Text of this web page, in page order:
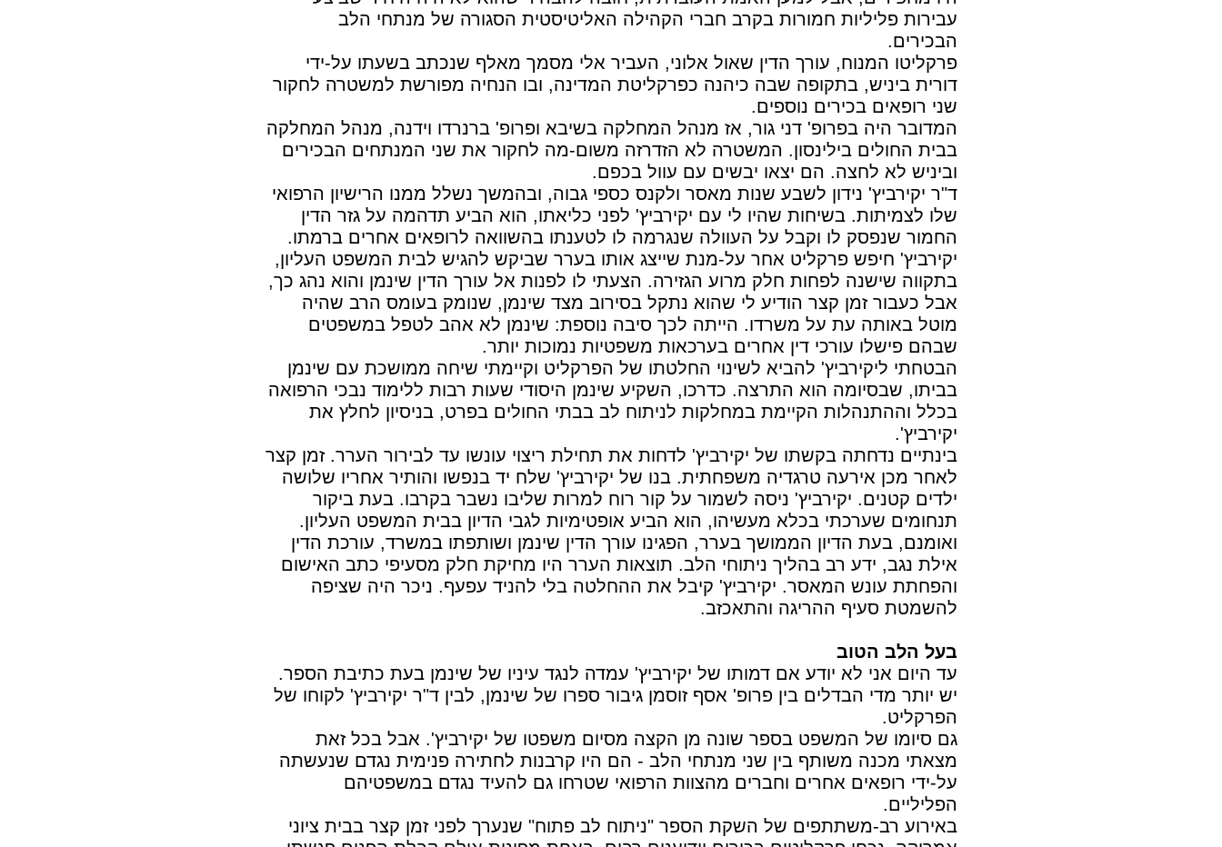
עבירות פליליות חמורות בקרב חברי הקהילה האליטיסטית הסגורה של מנתחי הלב
הבכירים.
פרקליטו המנוח, עורך הדין שאול אלוני, העביר אלי מסמך מאלף שנכתב בשעתו על-ידי
דורית ביניש, בתקופה שבה כיהנה כפרקליטת המדינה, ובו הנחיה מפורשת למשטרה לחקור
שני רופאים בכירים נוספים.
המדובר היה בפרופ' דני גור, אז מנהל המחלקה בשיבא ופרופ' ברנרדו וידנה, מנהל המחלקה
בבית החולים בילינסון. המשטרה לא הזדרזה משום-מה לחקור את שני המנתחים הבכירים
וביניש לא לחצה. הם יצאו יבשים עם עוול בכפם.
ד"ר יקירביץ' נידון לשבע שנות מאסר ולקנס כספי גבוה, ובהמשך נשלל ממנו הרישיון הרפואי
שלו לצמיתות. בשיחות שהיו לי עם יקירביץ' לפני כליאתו, הוא הביע תדהמה על גזר הדין
החמור שנפסק לו וקבל על העוולה שנגרמה לו לטענתו בהשוואה לרופאים אחרים ברמתו.
יקירביץ' חיפש פרקליט אחר על-מנת שייצג אותו בערר שביקש להגיש לבית המשפט העליון,
בתקווה שישנה לפחות חלק מרוע הגזירה. הצעתי לו לפנות אל עורך הדין שינמן והוא נהג כך,
אבל כעבור זמן קצר הודיע לי שהוא נתקל בסירוב מצד שינמן, שנומק בעומס הרב שהיה
מוטל באותה עת על משרדו. הייתה לכך סיבה נוספת: שינמן לא אהב לטפל במשפטים
שבהם פישלו עורכי דין אחרים בערכאות משפטיות נמוכות יותר.
הבטחתי ליקירביץ' להביא לשינוי החלטתו של הפרקליט וקיימתי שיחה ממושכת עם שינמן
בביתו, שבסיומה הוא התרצה. כדרכו, השקיע שינמן היסודי שעות רבות ללימוד נבכי הרפואה
בכלל וההתנהלות הקיימת במחלקות לניתוח לב בבתי החולים בפרט, בניסיון לחלץ את
יקירביץ'.
בינתיים נדחתה בקשתו של יקירביץ' לדחות את תחילת ריצוי עונשו עד לבירור הערר. זמן קצר
לאחר מכן אירעה טרגדיה משפחתית. בנו של יקירביץ' שלח יד בנפשו והותיר אחריו שלושה
ילדים קטנים. יקירביץ' ניסה לשמור על קור רוח למרות שליבו נשבר בקרבו. בעת ביקור
תנחומים שערכתי בכלא מעשיהו, הוא הביע אופטימיות לגבי הדיון בבית המשפט העליון.
ואומנם, בעת הדיון הממושך בערר, הפגינו עורך הדין שינמן ושותפתו במשרד, עורכת הדין
אילת נגב, ידע רב בהליך ניתוחי הלב. תוצאות הערר היו מחיקת חלק מסעיפי כתב האישום
והפחתת עונש המאסר. יקירביץ' קיבל את ההחלטה בלי להניד עפעף. ניכר היה שציפה
להשמטת סעיף ההריגה והתאכזב.
בעל הלב הטוב
עד היום אני לא יודע אם דמותו של יקירביץ' עמדה לנגד עיניו של שינמן בעת כתיבת הספר.
יש יותר מדי הבדלים בין פרופ' אסף זוסמן גיבור ספרו של שינמן, לבין ד"ר יקירביץ' לקוחו של
הפרקליט.
גם סיומו של המשפט בספר שונה מן הקצה מסיום משפטו של יקירביץ'. אבל בכל זאת
מצאתי מכנה משותף בין שני מנתחי הלב - הם היו קרבנות לחתירה פנימית נגדם שנעשתה
על-ידי רופאים אחרים וחברים מהצוות הרפואי שטרחו גם להעיד נגדם במשפטיהם
הפליליים.
באירוע רב-משתתפים של השקת הספר "ניתוח לב פתוח" שנערך לפני זמן קצר בבית ציוני